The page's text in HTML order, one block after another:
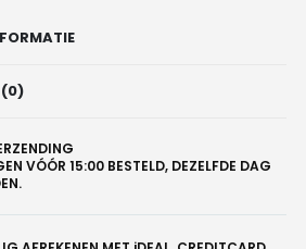
(0)
VÓÓR 15:00 BESTELD, DEZELFDE DAG